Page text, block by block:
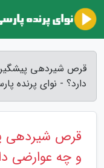
قرص شیردهی
دارد؟ - نوای پرنده
قرص شیردهی
و چه عوارضی